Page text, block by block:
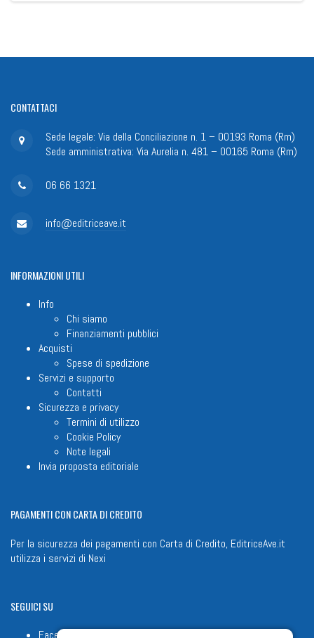
CONTATTACI
Sede legale: Via della Conciliazione n. 1 – 00193 Roma (Rm)
Sede amministrativa: Via Aurelia n. 481 – 00165 Roma (Rm)
06 66 1321
info@editriceave.it
INFORMAZIONIUTILI
Info
Chi siamo
Finanziamenti pubblici
Acquisti
Spese di spedizione
Servizi e supporto
Contatti
Sicurezza e privacy
Termini di utilizzo
Cookie Policy
Note legali
Invia proposta editoriale
PAGAMENTICON CARTA DI CREDITO
Per la sicurezza dei pagamenti con Carta di Credito, EditriceAve.it
utilizza i servizi di Nexi
SEGUICISU
Facebook